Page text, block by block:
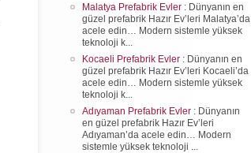
Malatya Prefabrik Evler : Dünyanın en
güzel prefabrik Hazır Ev’leri Malatya’da
acele edin… Modern sistemle yüksek
teknoloji k...
Kocaeli Prefabrik Evler : Dünyanın en
güzel prefabrik Hazır Ev’leri Kocaeli’da
acele edin… Modern sistemle yüksek
teknoloji k...
Adıyaman Prefabrik Evler : Dünyanın
en güzel prefabrik Hazır Ev’leri
Adıyaman’da acele edin… Modern
sistemle yüksek teknoloji ...